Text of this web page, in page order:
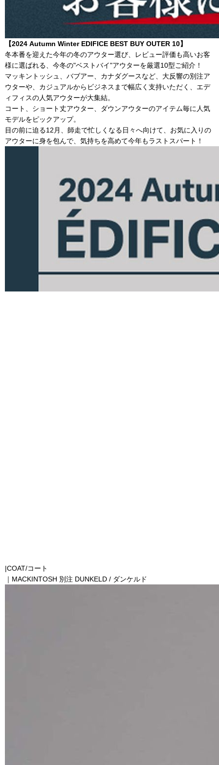
【2024 Autumn Winter EDIFICE BEST BUY OUTER 10】
冬本番を迎えた今年の冬のアウター選び、レビュー評価も高いお客
様に選ばれる、今冬の"ベストバイ"アウターを厳選10型ご紹介！
マッキントッシュ、バブアー、カナダグースなど、大反響の別注ア
ウターや、カジュアルからビジネスまで幅広く支持いただく、エデ
ィフィスの人気アウターが大集結。
コート、ショート丈アウター、ダウンアウターのアイテム毎に人気
モデルをピックアップ。
目の前に迫る12月、師走で忙しくなる日々へ向けて、お気に入りの
アウターに身を包んで、気持ちを高めて今年もラストスパート！
|COAT/コート
｜MACKINTOSH 別注 DUNKELD / ダンケルド